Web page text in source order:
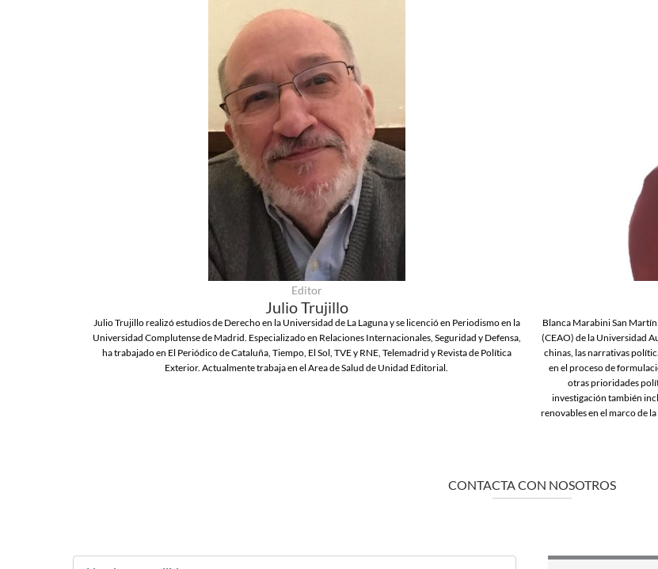
Editor
Julio Trujillo
Julio Trujillo realizó estudios de Derecho en la Universidad de La Laguna y se licenció en Periodismo en la
Universidad Complutense de Madrid. Especializado en Relaciones Internacionales, Seguridad y Defensa,
ha trabajado en El Periódico de Cataluña, Tiempo, El Sol, TVE y RNE, Telemadrid y Revista de Política
Exterior. Actualmente trabaja en el Area de Salud de Unidad Editorial.
Blanca Marabini San
(CEAO) de la Universidad
chinas, las narrativas
en el proceso de
otras prioridades
investigación también
renovables en el marco de
CONTACTA CON NOSOTROS